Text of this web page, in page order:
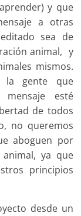
y que
a otras
sea de
animal, y
mismos.
la gente que
esté
de todos
no queremos
aboguen por
ya que
principios
desde un